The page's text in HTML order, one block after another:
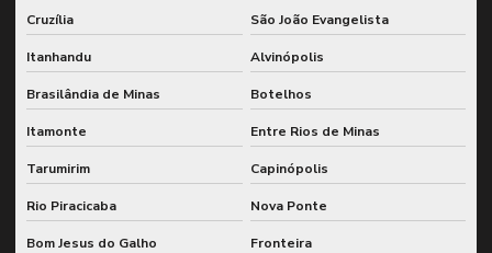
Cruzília São João Evangelista
Itanhandu Alvinópolis
Brasilândia de Minas Botelhos
Itamonte Entre Rios de Minas
Tarumirim Capinópolis
Rio Piracicaba Nova Ponte
Bom Jesus do Galho Fronteira